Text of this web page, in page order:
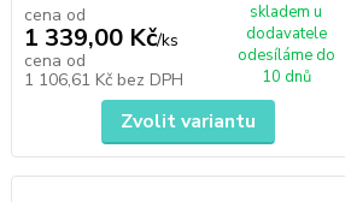
cena od
1 339,00 Kč/ks
cena od
1 106,61 Kč bez DPH
skladem u
dodavatele
odesíláme do
10 dnů
Zvolit variantu